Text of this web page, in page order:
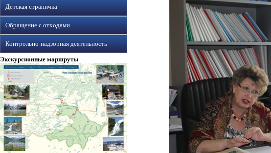
Детская страничка
Обращение с отходами
Контрольно-надзорная деятельность
Экскурсионные маршруты